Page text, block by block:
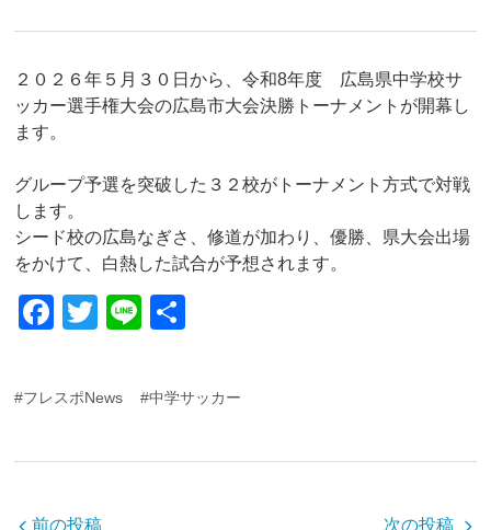
２０２６年５月３０日から、令和8年度 広島県中学校サ
ッカー選手権大会の広島市大会決勝トーナメントが開幕し
ます。
グループ予選を突破した３２校がトーナメント方式で対戦
します。
シード校の広島なぎさ、修道が加わり、優勝、県大会出場
をかけて、白熱した試合が予想されます。
F
c
e
b
T
Li
e
#フレスポNews #中学サッカー
前の投稿 次の投稿